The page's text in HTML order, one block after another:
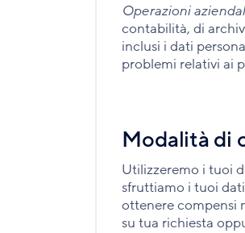
Operazioni
contabilità, di
inclusi i dati
problemi relativi ai
Modalità di
Utilizzeremo i tuoi
sfruttiamo i tuoi
ottenere compensi
su tua richiesta